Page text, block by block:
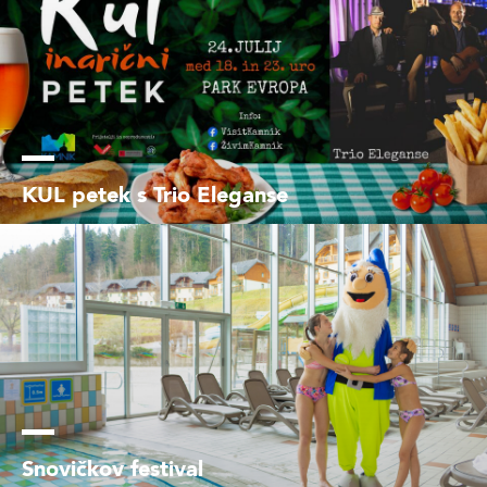
KUL petek s Trio Eleganse
Snovičkov festival